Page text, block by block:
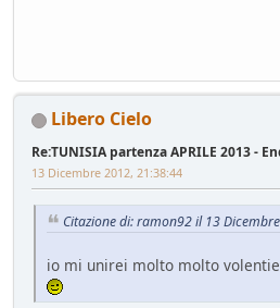
Libero Cielo
Re:TUNISIA partenza APRILE 2013 -
13 Dicembre 2012, 21:38:44
Citazione di: ramon92 il 13
io mi unirei molto molto